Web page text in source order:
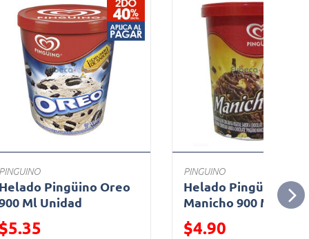
Pingüino Oreo
Ml Unidad
reducido de
PINGUINO
Helado Pingüino
Manicho 900 Ml
Precio reducido de
$4.90